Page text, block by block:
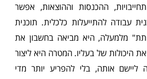
ההכנסות וההוצאות, אפשר
עבודה להתייעלות כלכלית. תוכנית
מלמעלה, היא מביאה בחשבון את
היכולות של בעליו. המטרה היא ליצור
ליישם אותה, בלי להפריע יותר מדי